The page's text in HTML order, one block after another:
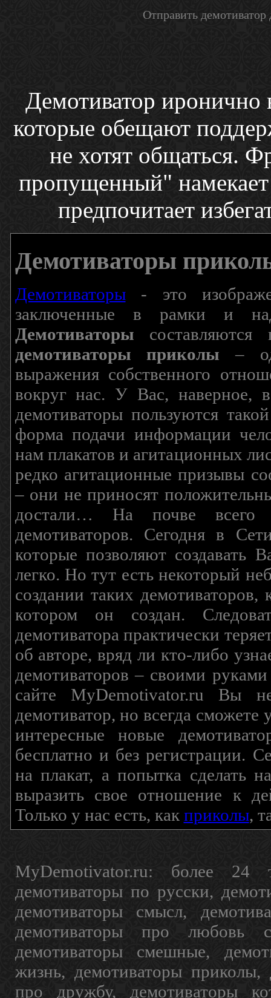
Отправить
Демотиватор иронично
которые обещают
не хотят общаться.
пропущенный" намекает
предпочитает
Демотиваторы
Демотиваторы- это
заключенные в рамки и
Демотиваторы составляются
демотиваторы приколы –
выражения собственного
вокруг нас. У Вас, наверное,
демотиваторы пользуются
форма подачи информации
нам плакатов и агитационных
редко агитационные призывы
– они не приносят
достали… На почве всего
демотиваторов. Сегодня в
которые позволяют создавать
легко. Но тут есть некоторый
создании таких
котором он создан.
демотиватора практически
об авторе, вряд ли кто-либо
демотиваторов – своими
сайте MyDemotivator.ru Вы
демотиватор, но всегда сможете
интересные новые
бесплатно и без регистрации.
на плакат, а попытка
выразить свое отношение к
Только у нас есть, как приколы,
MyDemotivator.ru: более 24
демотиваторы по русски,
демотиваторы смысл,
демотиваторы про любовь
демотиваторы смешные,
жизнь, демотиваторы приколы,
про дружбу, демотиваторы